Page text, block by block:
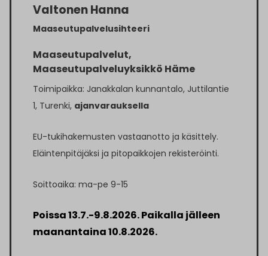
Valtonen Hanna
Maaseutupalvelusihteeri
Maaseutupalvelut,
Maaseutupalveluyksikkö Häme
Toimipaikka: Janakkalan kunnantalo, Juttilantie
1, Turenki, ajanvarauksella
EU-tukihakemusten vastaanotto ja käsittely.
Eläintenpitäjäksi ja pitopaikkojen rekisteröinti.
Soittoaika: ma-pe 9-15
Poissa 13.7.-9.8.2026. Paikalla jälleen
maanantaina 10.8.2026.